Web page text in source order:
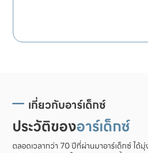
เกี่ยวกับอาร์เด็กซ์
ประวัติของอาร์เด็กซ์
ตลอดเวลากว่า 70 ปีที่ผ่านมาอาร์เด็กซ์ ไ